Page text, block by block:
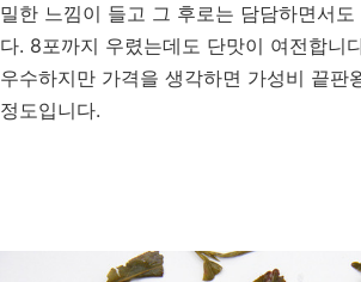
밀한 느낌이 들고 그 후로는 담담하면서
다. 8포까지 우렸는데도 단맛이 여전합니
우수하지만 가격을 생각하면 가성비 끝판
정도입니다.